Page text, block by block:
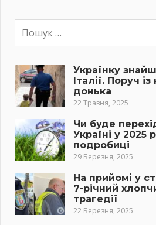
Українку
Італії. Поруч
донька
22 Травня, 2025
Чи буде
Україні у 2025
подробиці
29 Березня, 2025
На прийомі у
7-річний
трагедії
22 Березня, 2025